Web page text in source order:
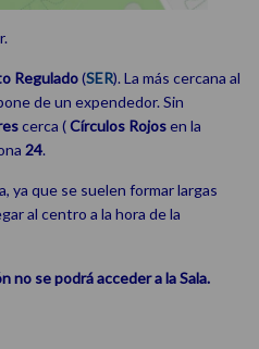
Regulado(SER). La más cercana al
de un expendedor. Sin
cerca (Círculos Rojosen la
24.
ya que se suelen formar largas
al centro a la hora de la
no se podrá acceder a la Sala.